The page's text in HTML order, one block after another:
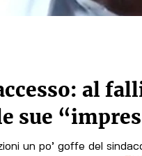
al
sue
un po’ goffe del